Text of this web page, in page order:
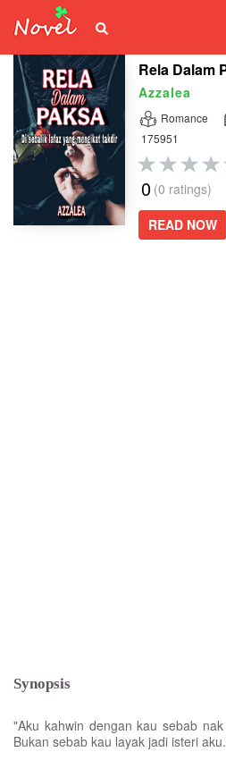
Rela Dalam
Azzalea
Romance
175951
0 (0 ratings)
READ NOW
Synopsis
"Aku kahwin dengan kau sebab
Bukan sebab kau layak jadi isteri